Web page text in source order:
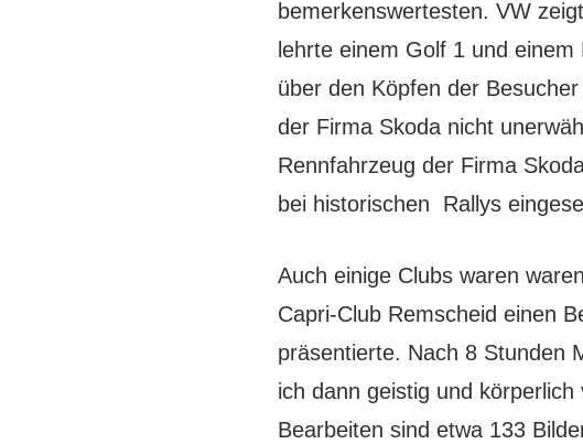
bemerkenswertesten. VW
lehrte einem Golf 1 und
über den Köpfen der
der Firma Skoda nicht
Rennfahrzeug der Firma
bei historischen Rallys
Auch einige Clubs waren
Capri-Club Remscheid einen
präsentierte. Nach 8 Stunden
ich dann geistig und
Bearbeiten sind etwa 133